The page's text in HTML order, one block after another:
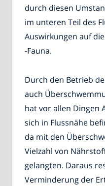
durch diesen
im unteren Teil des
Auswirkungen auf
-Fauna.
Durch den Betrieb
auch
hat vor allen Dingen
sich in Flussnähe
da mit den
Vielzahl von
gelangten. Daraus
Verminderung der